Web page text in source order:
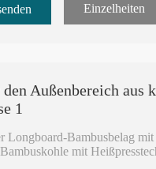
Baumaterial für
an den Längsseiten, mit
Einzelheiten
Außenbereich aus
1
Longboard-Bambusbelag
mit